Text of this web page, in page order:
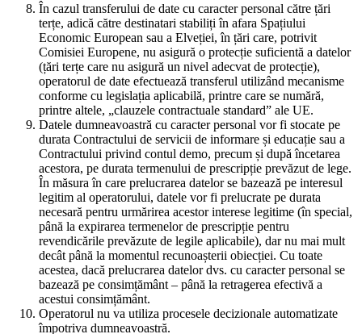
În cazul transferului de date cu caracter personal către țări
terțe, adică către destinatari stabiliți în afara Spațiului
Economic European sau a Elveției, în țări care, potrivit
Comisiei Europene, nu asigură o protecție suficientă a datelor
(țări terțe care nu asigură un nivel adecvat de protecție),
operatorul de date efectuează transferul utilizând mecanisme
conforme cu legislația aplicabilă, printre care se numără,
printre altele, „clauzele contractuale standard” ale UE.
Datele dumneavoastră cu caracter personal vor fi stocate pe
durata Contractului de servicii de informare și educație sau a
Contractului privind contul demo, precum și după încetarea
acestora, pe durata termenului de prescripție prevăzut de lege.
În măsura în care prelucrarea datelor se bazează pe interesul
legitim al operatorului, datele vor fi prelucrate pe durata
necesară pentru urmărirea acestor interese legitime (în special,
până la expirarea termenelor de prescripție pentru
revendicările prevăzute de legile aplicabile), dar nu mai mult
decât până la momentul recunoașterii obiecției. Cu toate
acestea, dacă prelucrarea datelor dvs. cu caracter personal se
bazează pe consimțământ – până la retragerea efectivă a
acestui consimțământ.
Operatorul nu va utiliza procesele decizionale automatizate
împotriva dumneavoastră.